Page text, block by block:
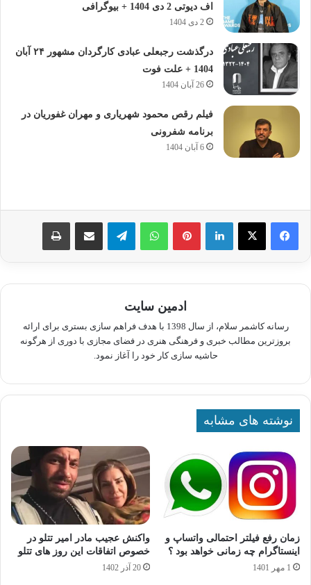
اف دیوتی 2 دی 1404 + بیوگرافی
2 دی 1404
درگذشت رجبعلی عبادی کارگردان مشهور ۲۴ آبان
1404 + علت فوت
26 آبان 1404
فیلم رقص محمود شهریاری و مهران غفوریان در
برنامه شفرونی
6 آبان 1404
لینکدین پینترستواتس آپ تلگرام اشتراک گذاری از طریق ایمیل چاپ
ادمین سایت
رسانه کاشمر سلام، از سال 1398 با هدف فراهم سازی بستری برای ارائه
بروزترین مطالب خبری و فرهنگی هنری در فضای مجازی با دوری از هرگونه
حاشیه سازی کار خود را آغاز نمود.
نوشته های مشابه
زمان رفع فیلتر احتمالی واتساپ و
اینستاگرام چه زمانی خواهد بود ؟
1 مهر 1401
واکنش عجیب مادر امیر تتلو در
خصوص اتفاقات این روز های تتلو
20 آذر 1402